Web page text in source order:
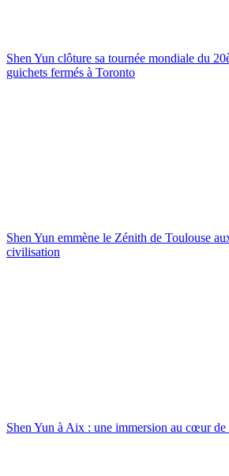
Shen Yun clôture sa tournée mondiale du
guichets fermés à Toronto
Shen Yun emmène le Zénith de Toulouse
civilisation
Shen Yun à Aix : une immersion au cœur